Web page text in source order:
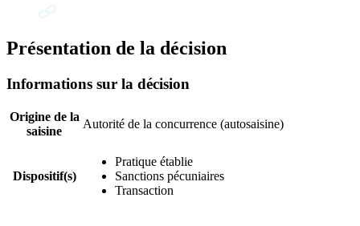
Présentation de la décision
Informations sur la décision
Origine de la
saisine
Autorité de la concurrence (autosaisine)
Dispositif(s)
Pratique établie
Sanctions pécuniaires
Transaction